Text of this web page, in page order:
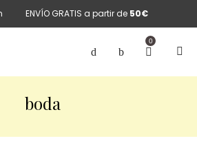
ENVÍO GRATIS a partir de 50€
0
boda